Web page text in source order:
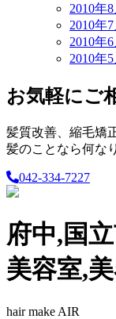
2010年8
2010年7
2010年6
2010年5
お気軽にご
髪質改善、縮毛矯
髪のことなら何な
042-334-7227
府中,国
美容室,
hair make AIR